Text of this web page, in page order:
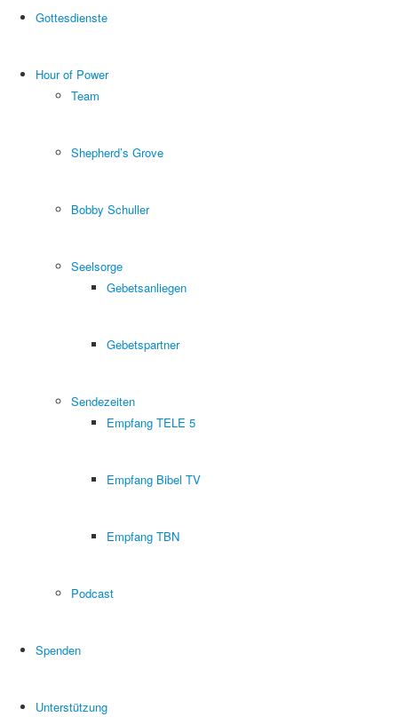
Gottesdienste
Hour of Power
Team
Shepherd’s Grove
Bobby Schuller
Seelsorge
Gebetsanliegen
Gebetspartner
Sendezeiten
Empfang TELE 5
Empfang Bibel TV
Empfang TBN
Podcast
Spenden
Unterstützung